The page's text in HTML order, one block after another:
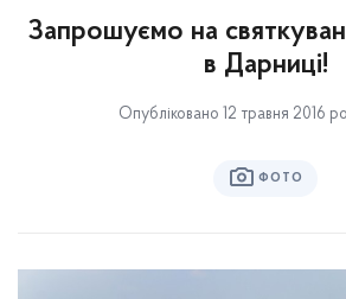
Запрошуємо на
в Дарниці!
Опубліковано 12 травня 2016
ФОТО